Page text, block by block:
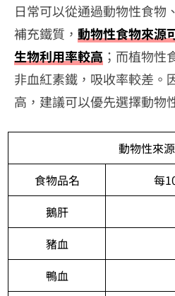
日常可以從通過動物性食物
補充鐵質， 動物性食物來源
生物利用率較高 ；而植物性
非血紅素鐵，吸收率較差。
高，建議可以優先選擇動物
動物性來
食物品名
每
鵝肝
豬血
鴨血